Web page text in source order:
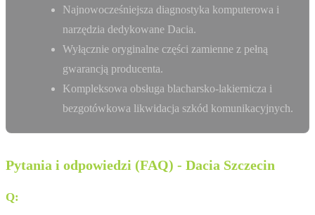
Najnowocześniejsza diagnostyka komputerowa i
narzędzia dedykowane Dacia.
Wyłącznie oryginalne części zamienne z pełną
gwarancją producenta.
Kompleksowa obsługa blacharsko-lakiernicza i
bezgotówkowa likwidacja szkód komunikacyjnych.
Pytania i odpowiedzi (FAQ) - Dacia Szczecin
Q: